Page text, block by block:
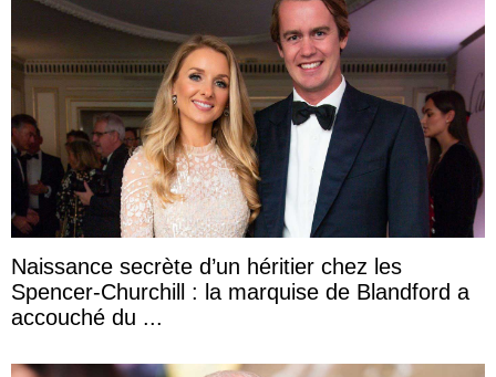
Naissance secrète d’un héritier chez les
Spencer-Churchill : la marquise de Blandford a
accouché du ...